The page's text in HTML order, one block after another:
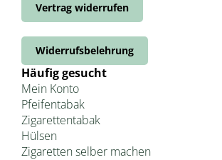
Vertrag widerrufen
Widerrufsbelehrung
Häufig gesucht
Mein Konto
Pfeifentabak
Zigarettentabak
Hülsen
Zigaretten selber machen